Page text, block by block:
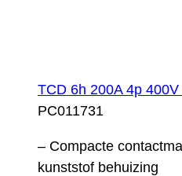
TCD 6h 200A 4p
PC011731
– Compacte
kunststof behuizing